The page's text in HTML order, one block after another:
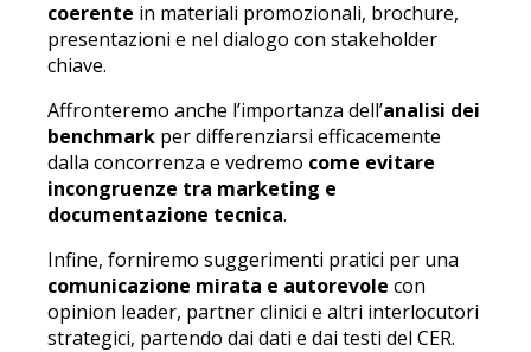
coerente in materiali promozionali, brochure,
presentazioni e nel dialogo con stakeholder
chiave.
Affronteremo anche l’importanza dell’analisi dei
benchmark per differenziarsi efficacemente
dalla concorrenza e vedremo come evitare
incongruenze tra marketing e
documentazione tecnica.
Infine, forniremo suggerimenti pratici per una
comunicazione mirata e autorevole con
opinion leader, partner clinici e altri interlocutori
strategici, partendo dai dati e dai testi del CER.